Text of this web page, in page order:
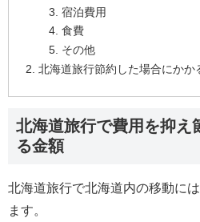
宿泊費用
食費
その他
北海道旅行節約した場合にかか
北海道旅行で費用を抑え
る金額
北海道旅行で北海道内の移動に
ます。